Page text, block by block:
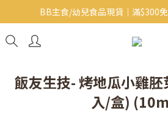
Baby J 意大利有機無麩質動物
BB主食/幼兒食品現貨｜滿$300
Baby J 有機蝴蝶麵熱
飯友生技- 烤地瓜小雞
入/盒)